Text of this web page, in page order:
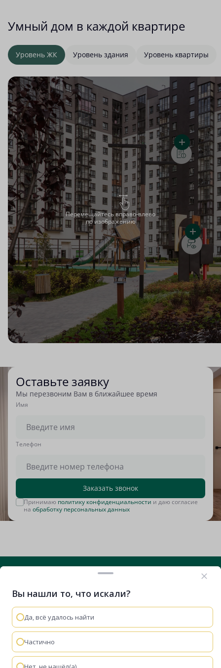
Умный дом в каждой квартире
Уровень ЖК Уровень здания Уровень квартиры
Перемещайтесь вправо-влево
по изображению
Оставьте заявку
Мы перезвоним Вам в ближайшее время
Имя
Tелефон
Заказать звонок
Принимаю политику конфиденциальности и даю согласие
на обработку персональных данных
+7 (812) 635-29-71
ВконтактеTelegramRuTubeVK ВидеоДзен
Остались вопросы?
Мы перезвоним
Вы нашли то, что искали?
Да, всё удалось найти
Частично
Мы используем cookie-файлы, чтобы сайт работал
быстрее и удобнее.
Понятно